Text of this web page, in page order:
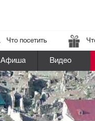
Что посетить
Афиша Видео